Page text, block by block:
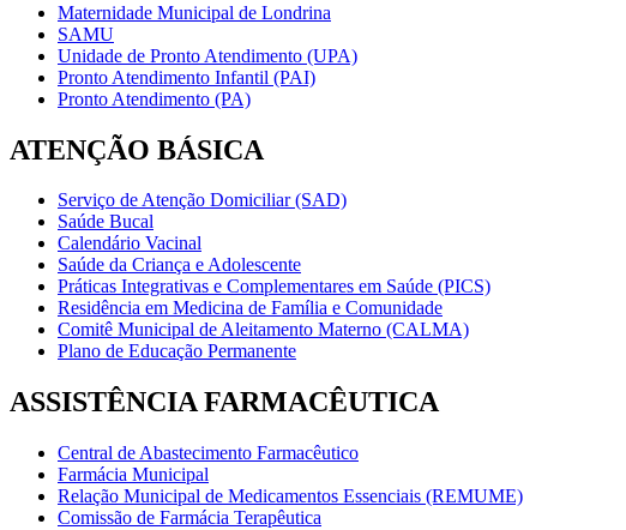
Maternidade Municipal de Londrina
SAMU
Unidade de Pronto Atendimento (UPA)
Pronto Atendimento Infantil (PAI)
Pronto Atendimento (PA)
ATENÇÃO BÁSICA
Serviço de Atenção Domiciliar (SAD)
Saúde Bucal
Calendário Vacinal
Saúde da Criança e Adolescente
Práticas Integrativas e Complementares em Saúde (PICS)
Residência em Medicina de Família e Comunidade
Comitê Municipal de Aleitamento Materno (CALMA)
Plano de Educação Permanente
ASSISTÊNCIA FARMACÊUTICA
Central de Abastecimento Farmacêutico
Farmácia Municipal
Relação Municipal de Medicamentos Essenciais (REMUME)
Comissão de Farmácia Terapêutica